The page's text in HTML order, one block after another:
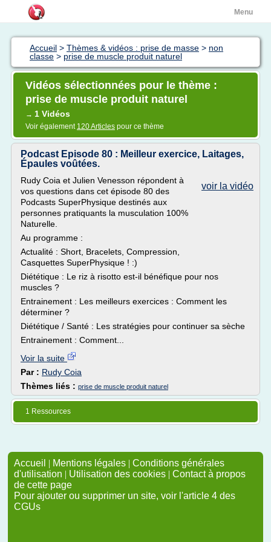
Menu
Accueil > Thèmes & vidéos : prise de masse > non
classe > prise de muscle produit naturel
Vidéos sélectionnées pour le thème :
prise de muscle produit naturel
→ 1 Vidéos
Voir également 120 Articles pour ce thème
Podcast Episode 80 : Meilleur exercice, Laitages,
Épaules voûtées.
voir la vidéo
Rudy Coia et Julien Venesson répondent à
vos questions dans cet épisode 80 des
Podcasts SuperPhysique destinés aux
personnes pratiquants la musculation 100%
Naturelle.
Au programme :
Actualité : Short, Bracelets, Compression,
Casquettes SuperPhysique ! :)
Diététique : Le riz à risotto est-il bénéfique pour nos
muscles ?
Entrainement : Les meilleurs exercices : Comment les
déterminer ?
Diététique / Santé : Les stratégies pour continuer sa sèche
Entrainement : Comment...
Voir la suite
Par : Rudy Coia
Thèmes liés : prise de muscle produit naturel
1 Ressources
Accueil | Mentions légales | Conditions générales
d'utilisation | Utilisation des cookies | Contact à propos
de cette page
Pour ajouter ou supprimer un site, voir l'article 4 des
CGUs